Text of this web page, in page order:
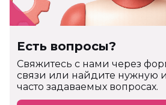
Есть вопросы?
Cвяжитесь с нами через
связи или найдите нужную
часто задаваемых вопросах.